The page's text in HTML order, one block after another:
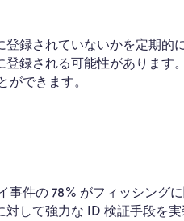
録されていないかを定期的
録される可能性があります
できます。
件の 78% がフィッシング
して強力な ID 検証手段を